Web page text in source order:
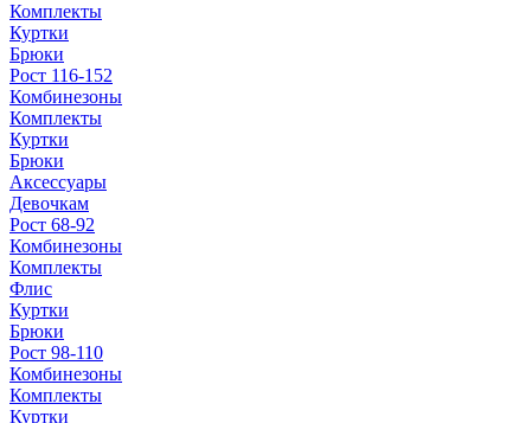
Комплекты
Куртки
Брюки
Рост 116-152
Комбинезоны
Комплекты
Куртки
Брюки
Аксессуары
Девочкам
Рост 68-92
Комбинезоны
Комплекты
Флис
Куртки
Брюки
Рост 98-110
Комбинезоны
Комплекты
Куртки